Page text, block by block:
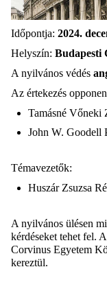
Időpontja: 2024.
Helyszín: Budapesti
A nyilvános védés
Az értekezés
Tamásné Vőneki
John W. Goodell
Témavezetők:
Huszár Zsuzsa
A nyilvános ülésen
kérdéseket tehet fel.
Corvinus Egyetem
kereztül.